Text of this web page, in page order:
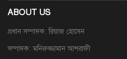
ABOUT US
প্রধান সম্পাদক: রিয়াজ হোসেন
সম্পাদক: মনিরুজ্জামান আশরাফী